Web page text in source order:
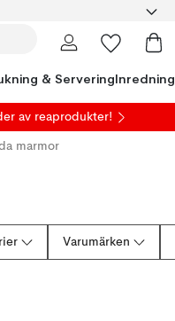
& ServeringInredning
av reaprodukter!
marmor
Varumärken